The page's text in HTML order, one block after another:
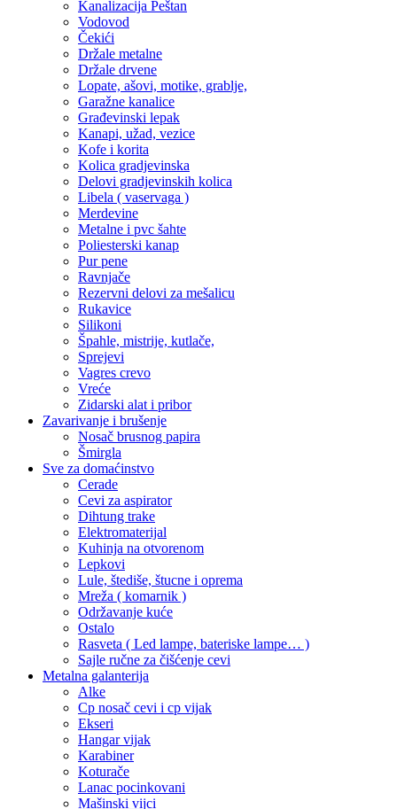
Kanalizacija Peštan
Vodovod
Čekići
Držale metalne
Držale drvene
Lopate, ašovi, motike, grablje,
Garažne kanalice
Građevinski lepak
Kanapi, užad, vezice
Kofe i korita
Kolica gradjevinska
Delovi gradjevinskih kolica
Libela ( vaservaga )
Merdevine
Metalne i pvc šahte
Poliesterski kanap
Pur pene
Ravnjače
Rezervni delovi za mešalicu
Rukavice
Silikoni
Špahle, mistrije, kutlače,
Sprejevi
Vagres crevo
Vreće
Zidarski alat i pribor
Zavarivanje i brušenje
Nosač brusnog papira
Šmirgla
Sve za domaćinstvo
Cerade
Cevi za aspirator
Dihtung trake
Elektromaterijal
Kuhinja na otvorenom
Lepkovi
Lule, štediše, štucne i oprema
Mreža ( komarnik )
Održavanje kuće
Ostalo
Rasveta ( Led lampe, bateriske lampe… )
Sajle ručne za čišćenje cevi
Metalna galanterija
Alke
Cp nosač cevi i cp vijak
Ekseri
Hangar vijak
Karabiner
Koturače
Lanac pocinkovani
Mašinski vijci